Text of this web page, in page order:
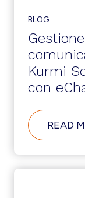
BLOG
Kurmi
con
READ